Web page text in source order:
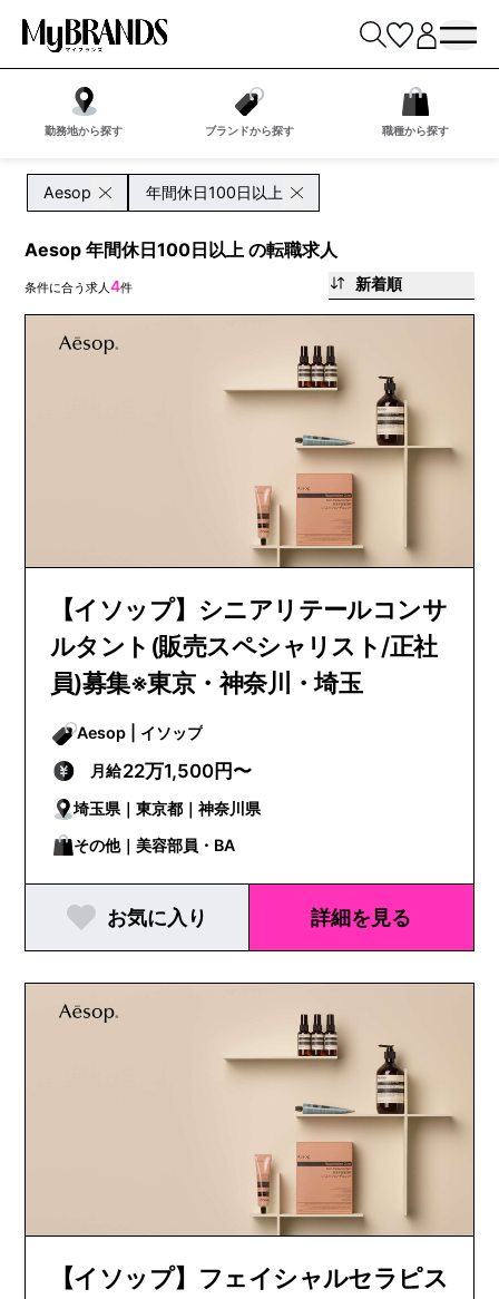
勤務地から探す ブランドから探す 職種から探す
Aesop 年間休日100日以上
Aesop 年間休日100日以上 の転職求人
条件に合う求人4件 新着順
【イソップ】シニアリテールコンサ
ルタント(販売スペシャリスト/正社
員)募集※東京・神奈川・埼玉
Aesop | イソップ
月給22万1,500円〜
埼玉県｜東京都｜神奈川県
その他｜美容部員・BA
お気に入り 詳細を見る
【イソップ】フェイシャルセラピス